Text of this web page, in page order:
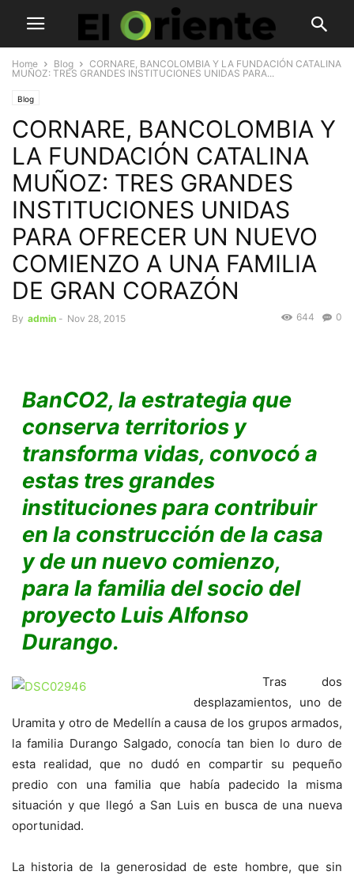
Home Blog
CORNARE, BANCOLOMBIA Y LA FUNDACIÓN CATALINA
MUÑOZ: TRES GRANDES INSTITUCIONES UNIDAS PARA...
Blog
CORNARE, BANCOLOMBIA Y
LA FUNDACIÓN CATALINA
MUÑOZ: TRES GRANDES
INSTITUCIONES UNIDAS
PARA OFRECER UN NUEVO
COMIENZO A UNA FAMILIA
DE GRAN CORAZÓN­
By admin - Nov 28, 2015 0
644
BanCO2, la estrategia que
conserva territorios y
transforma vidas, convocó a
estas tres grandes
instituciones para contribuir
en la construcción de la casa
y de un nuevo comienzo,
para la familia del socio del
proyecto Luis Alfonso
Durango.
Tras dos
desplazamientos, uno de
Uramita y otro de Medellín a causa de los grupos armados,
la familia Durango Salgado, conocía tan bien lo duro de
esta realidad, que no dudó en compartir su pequeño
predio con una familia que había padecido la misma
situación y que llegó a San Luis en busca de una nueva
oportunidad.
La historia de la generosidad de este hombre, que sin